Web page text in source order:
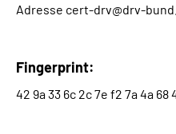
Adresse cert-drv@drv-
Fingerprint:
‎42 9a 33 6c 2c 7e f2 7a 4a 68